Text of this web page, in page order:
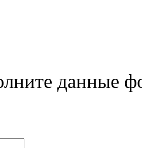
данные